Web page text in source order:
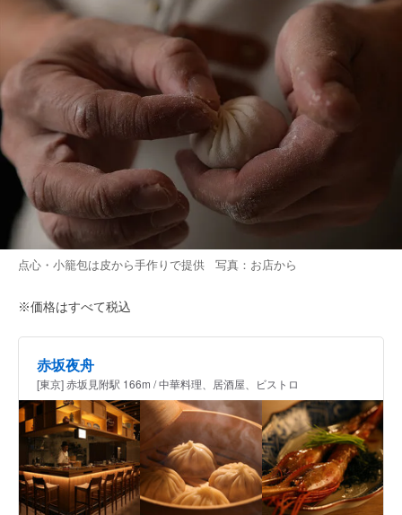
点心・小籠包は皮から手作りで提供 写真：お店から
※価格はすべて税込
赤坂夜舟
[東京] 赤坂見附駅 166m / 中華料理、居酒屋、ビストロ